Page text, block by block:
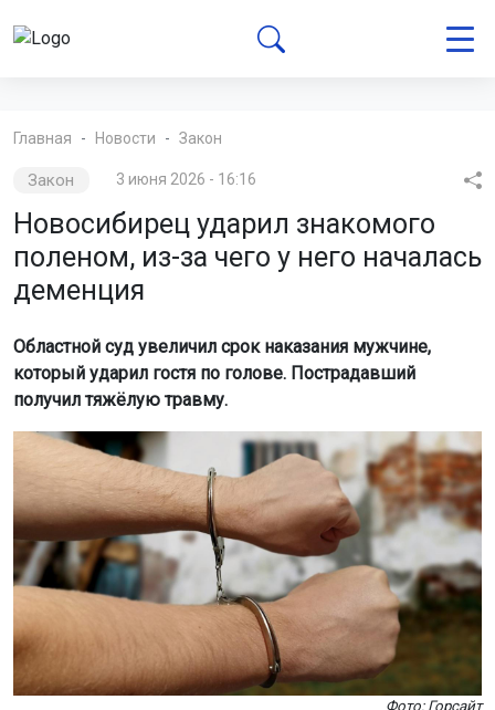
Главная Новости Закон
Закон 3 июня 2026 - 16:16
Новосибирец ударил знакомого
поленом, из-за чего у него началась
деменция
Областной суд увеличил срок наказания мужчине,
который ударил гостя по голове. Пострадавший
получил тяжёлую травму.
Фото: Горсайт